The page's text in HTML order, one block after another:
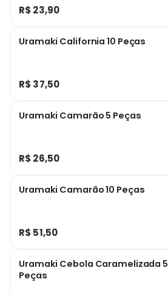
R$ 23,90
Uramaki California 10 Peças
R$ 37,50
Uramaki Camarão 5 Peças
R$ 26,50
Uramaki Camarão 10 Peças
R$ 51,50
Uramaki Cebola Caramelizada 5
Peças